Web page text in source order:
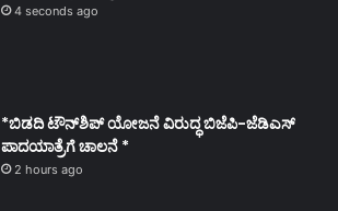
4 seconds ago
*ಬಿಡದಿ ಟೌನ್‌ಶಿಪ್ ಯೋಜನೆ ವಿರುದ್ಧ ಬಿಜೆಪಿ-ಜೆಡಿಎಸ್
ಪಾದಯಾತ್ರೆಗೆ ಚಾಲನೆ *
2 hours ago